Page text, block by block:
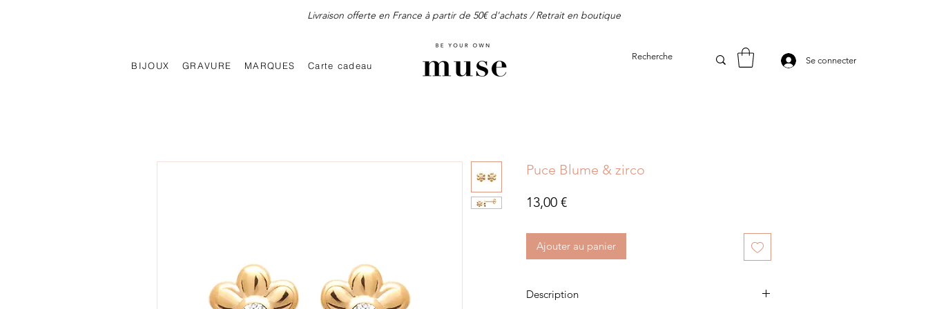
Livraison offerte en France à partir de 50€ d'achats / Retrait en boutique
BIJOUX GRAVURE MARQUES Carte cadeau Se connecter
Puce Blume & zirco
13,00 €Prix
Ajouter au panier
Description